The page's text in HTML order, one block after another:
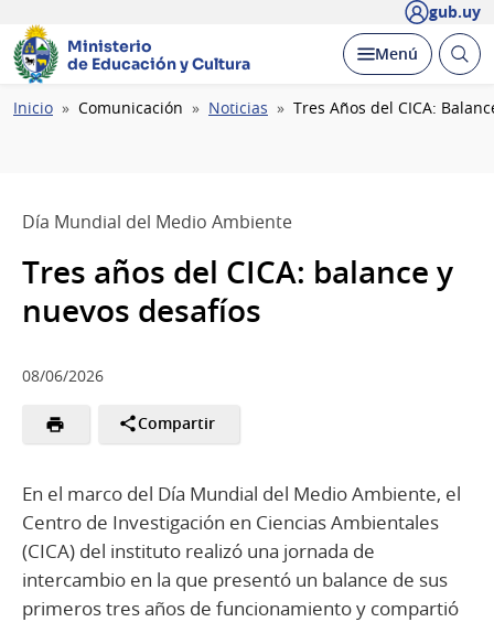
gub.uy
Ministerio
de Educación y Cultura
Desplegar
Menú Abrir
Ruta
Inicio Comunicación Noticias Tres Años del CICA:
Día Mundial del Medio Ambiente
Tres años del CICA: balance y
nuevos desafíos
08/06/2026
Compartir
En el marco del Día Mundial del Medio Ambiente, el
Centro de Investigación en Ciencias Ambientales
(CICA) del instituto realizó una jornada de
intercambio en la que presentó un balance de sus
primeros tres años de funcionamiento y compartió